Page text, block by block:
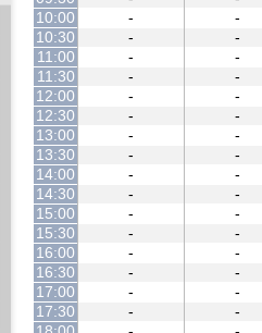
10:00
-
-
10:30
-
-
11:00
-
-
11:30
-
-
12:00
-
-
12:30
-
-
13:00
-
-
13:30
-
-
14:00
-
-
14:30
-
-
15:00
-
-
15:30
-
-
16:00
-
-
16:30
-
-
17:00
-
-
17:30
-
-